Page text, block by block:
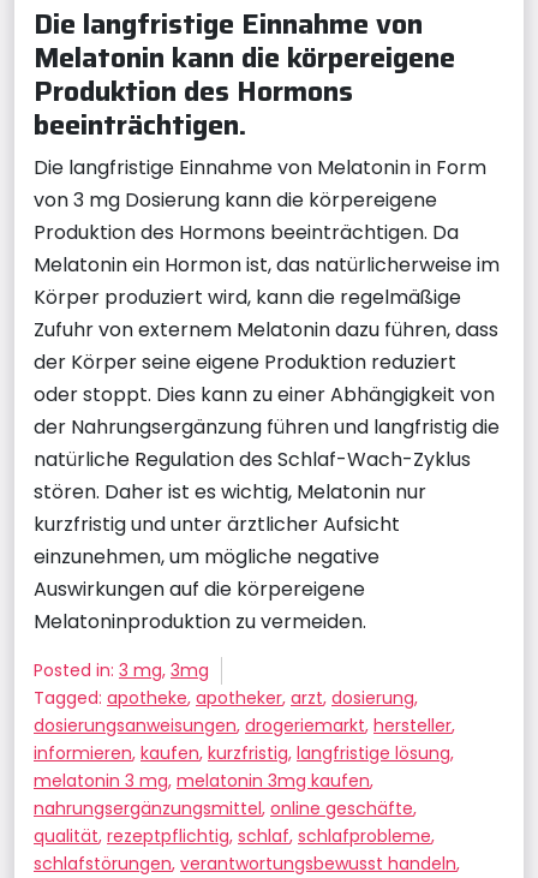
Die langfristige Einnahme von
Melatonin kann die körpereigene
Produktion des Hormons
beeinträchtigen.
Die langfristige Einnahme von Melatonin in Form
von 3 mg Dosierung kann die körpereigene
Produktion des Hormons beeinträchtigen. Da
Melatonin ein Hormon ist, das natürlicherweise im
Körper produziert wird, kann die regelmäßige
Zufuhr von externem Melatonin dazu führen, dass
der Körper seine eigene Produktion reduziert
oder stoppt. Dies kann zu einer Abhängigkeit von
der Nahrungsergänzung führen und langfristig die
natürliche Regulation des Schlaf-Wach-Zyklus
stören. Daher ist es wichtig, Melatonin nur
kurzfristig und unter ärztlicher Aufsicht
einzunehmen, um mögliche negative
Auswirkungen auf die körpereigene
Melatoninproduktion zu vermeiden.
Posted in: 3 mg, 3mg
Tagged: apotheke, apotheker, arzt, dosierung,
dosierungsanweisungen, drogeriemarkt, hersteller,
informieren, kaufen, kurzfristig, langfristige lösung,
melatonin 3 mg, melatonin 3mg kaufen,
nahrungsergänzungsmittel, online geschäfte,
qualität, rezeptpflichtig, schlaf, schlafprobleme,
schlafstörungen, verantwortungsbewusst handeln,